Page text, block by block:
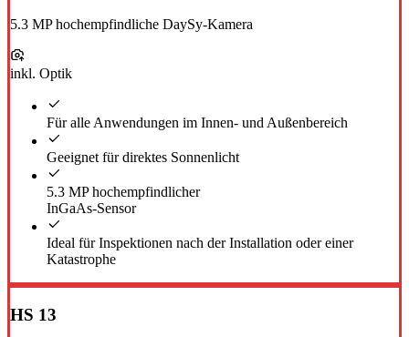
5.3 MP hochempfindliche DaySy-Kamera
inkl. Optik
Für alle Anwendungen im Innen- und Außenbereich
Geeignet für direktes Sonnenlicht
5.3 MP hochempfindlicher
InGaAs-Sensor
Ideal für Inspektionen nach der Installation oder einer
Katastrophe
HS 13